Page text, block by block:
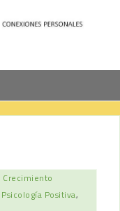
Crecimiento
Psicología Positiva,